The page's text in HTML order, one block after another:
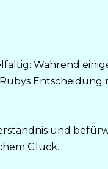
Während
Entscheidung
und
Glück.